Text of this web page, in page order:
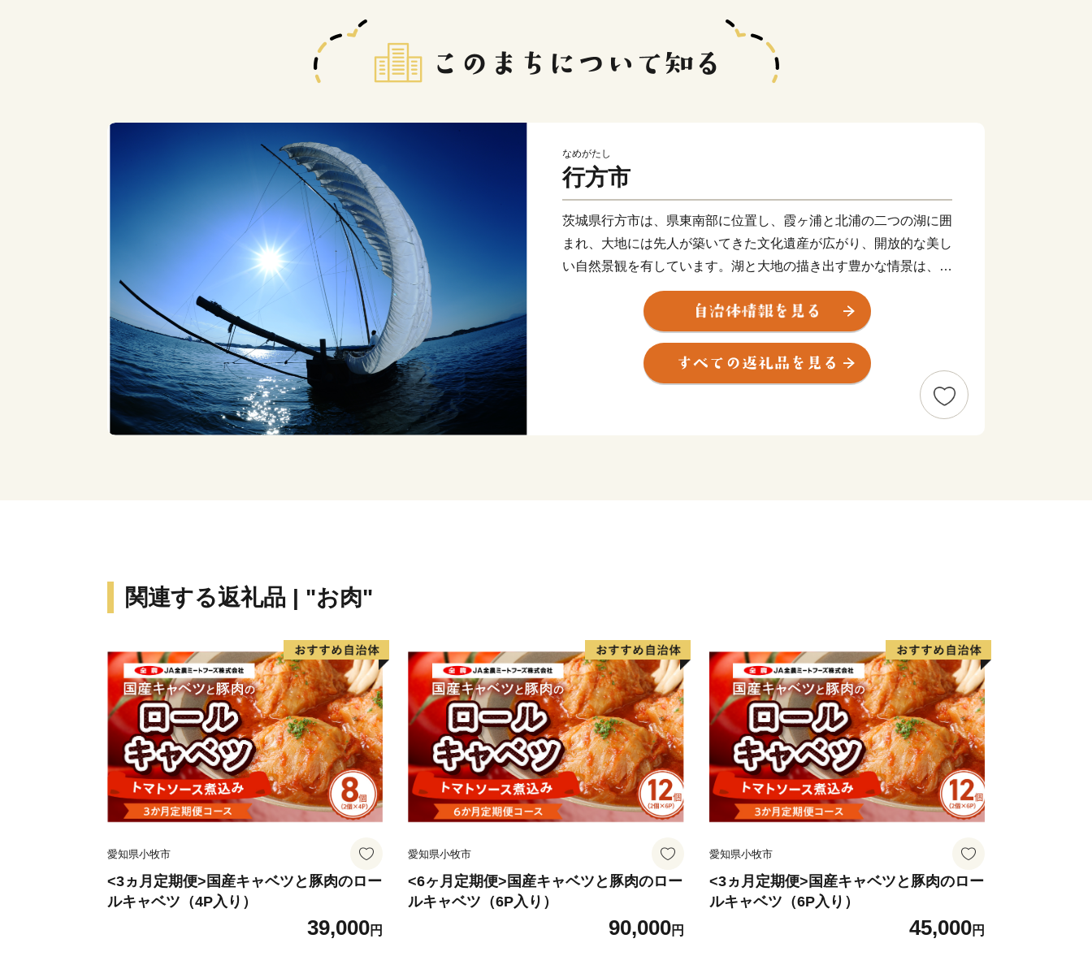
なめがたし
行方市
茨城県行方市は、県東南部に位置し、霞ヶ浦と北浦の二つの湖に囲
まれ、大地には先人が築いてきた文化遺産が広がり、開放的な美し
い自然景観を有しています。湖と大地の描き出す豊かな情景は、い
にしえにより人々の心をとらえ、癒してきました。豊かな風土に包
まれて織りなされてきたまち、行方市です。
関連する返礼品 | "お肉"
愛知県小牧市
<3ヵ月定期便>国産キャベツと豚肉のロー
ルキャベツ（4P入り）
39,000円
愛知県小牧市
<6ヶ月定期便>国産キャベツと豚肉のロー
ルキャベツ（6P入り）
90,000円
愛知県小牧市
<3ヵ月定期便>国産キャベツと豚肉のロー
ルキャベツ（6P入り）
45,000円